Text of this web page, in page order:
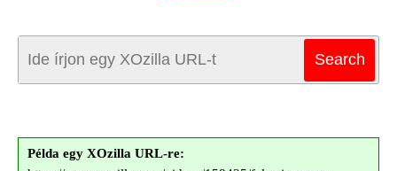
Példa egy XOzilla URL-re: